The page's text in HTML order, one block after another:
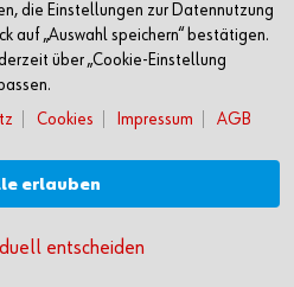
bewerben
bewerben
Freiberufler und öffentliche
die Einstellungen zur Datennutzung
auf „Auswahl speichern“ bestätigen.
über „Cookie-Einstellung
Cookies Impressum AGB
erlauben
entscheiden